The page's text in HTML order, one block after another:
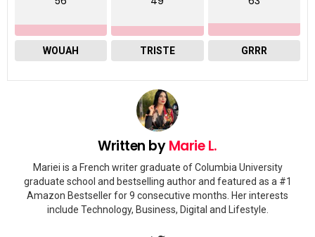
WOUAH TRISTE GRRR
Written byMarie L.
Mariei is a French writer graduate of Columbia University
graduate school and bestselling author and featured as a #1
Amazon Bestseller for 9 consecutive months. Her interests
include Technology, Business, Digital and Lifestyle.